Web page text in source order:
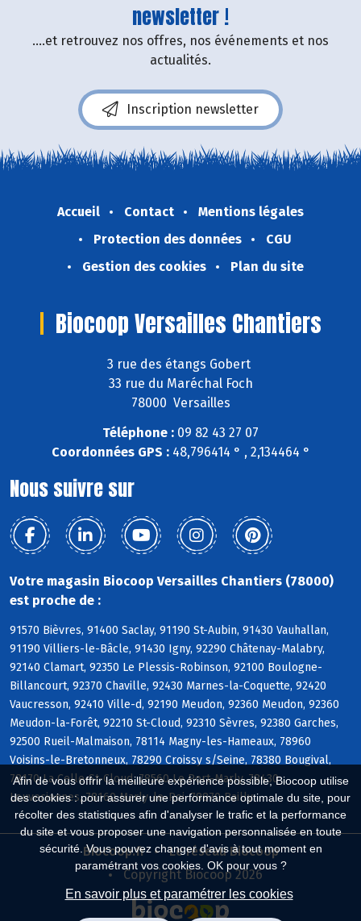
Afin de vous offrir la meilleure expérience possible, Biocoop utilise
des cookies : pour assurer une performance optimale du site, pour
récolter des statistiques afin d'analyser le trafic et la performance
du site et vous proposer une navigation personnalisée en toute
sécurité. Vous pouvez changer d'avis à tout moment en
paramétrant vos cookies. OK pour vous ?
En savoir plus et paramétrer les cookies
newsletter !
....et retrouvez nos offres, nos événements et nos
actualités.
Inscription newsletter
Accueil Contact
Mentions légales
Protection des données
CGU
Gestion des cookies
Plan du site
Biocoop Versailles Chantiers
3 rue des étangs Gobert
33 rue du Maréchal Foch
78000 Versailles
Téléphone : 09 82 43 27 07
Coordonnées GPS :48,796414 ° , 2,134464 °
Nous suivre sur
Votre magasin Biocoop Versailles Chantiers (78000)
est proche de :
91570 Bièvres, 91400 Saclay, 91190 St-Aubin, 91430 Vauhallan,
91190 Villiers-le-Bâcle, 91430 Igny, 92290 Châtenay-Malabry,
92140 Clamart, 92350 Le Plessis-Robinson, 92100 Boulogne-
Billancourt, 92370 Chaville, 92430 Marnes-la-Coquette, 92420
Vaucresson, 92410 Ville-d, 92190 Meudon, 92360 Meudon, 92360
Meudon-la-Forêt, 92210 St-Cloud, 92310 Sèvres, 92380 Garches,
92500 Rueil-Malmaison, 78114 Magny-les-Hameaux, 78960
Voisins-le-Bretonneux, 78290 Croissy s/Seine, 78380 Bougival,
78170 La Celle-St-Cloud, 78560 Le Port-Marly, 78430
Louveciennes, 78160 Marly-le-Roi, 78870 Bailly
Biocoop.fr
Le réseau Biocoop
Copyright Biocoop 2026